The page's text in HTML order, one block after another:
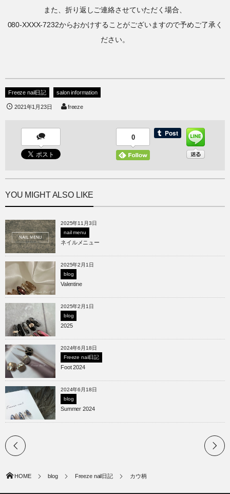
また、折り返しご連絡させていただく場合、
080-XXXX-7232からおかけすることがございますので予めご了承く
ださい。
Freeze nail日記 salon information
2021年1月23日 freeze
0
YOU MIGHT ALSO LIKE
2025年11月3日
nail menu
ネイルメニュー
2025年2月1日
blog
Valentine
2025年2月1日
blog
2025
2024年6月18日
Freeze nail日記
Foot 2024
2024年6月18日
blog
Summer 2024
HOME blog Freeze nail日記 カウ柄